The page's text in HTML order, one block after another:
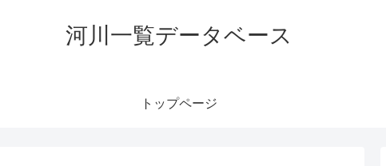
河川一覧データベース
トップページ